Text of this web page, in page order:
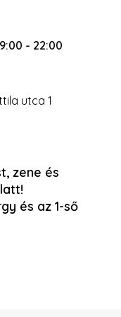
- 22:00
utca 1
zene és
és az 1-ső